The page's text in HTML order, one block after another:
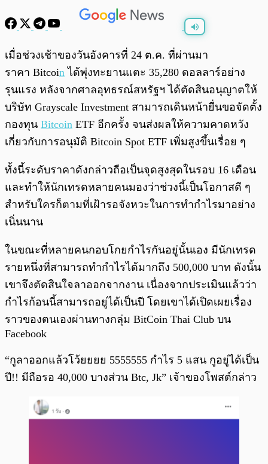
พร้อมเล่น
เมื่อช่วงเช้าของวันอังคารที่ 24 ต.ค. ที่ผ่านมา
ราคา Bitcoin ได้พุ่งทะยานแตะ 35,280 ดอลลาร์อย่าง
รุนแรง หลังจากศาลอุทธรณ์สหรัฐฯ ได้ตัดสินอนุญาตให้
บริษัท Grayscale Investment สามารถเดินหน้ายื่นขอจัดตั้ง
กองทุน Bitcoin ETF อีกครั้ง จนส่งผลให้ความคาดหวัง
เกี่ยวกับการอนุมัติ Bitcoin Spot ETF เพิ่มสูงขึ้นเรื่อย ๆ
ทั้งนี้ระดับราคาดังกล่าวถือเป็นจุดสูงสุดในรอบ 16 เดือน
และทำให้นักเทรดหลายคนมองว่าช่วงนี้เป็นโอกาสดี ๆ
สำหรับใครก็ตามที่เฝ้ารอจังหวะในการทำกำไรมาอย่าง
เนิ่นนาน
ในขณะที่หลายคนกอบโกยกำไรกันอยู่นั้นเอง มีนักเทรด
รายหนึ่งที่สามารถทำกำไรได้มากถึง 500,000 บาท ดังนั้น
เขาจึงตัดสินใจลาออกจากงาน เนื่องจากประเมินแล้วว่า
กำไรก้อนนี้สามารถอยู่ได้เป็นปี โดยเขาได้เปิดเผยเรื่อง
ราวของตนเองผ่านทางกลุ่ม BitCoin Thai Club บน
Facebook
“กูลาออกแล้วโว้ยยยย 5555555 กำไร 5 แสน กูอยู่ได้เป็น
ปี!! มีถือรอ 40,000 บางส่วน Btc, Jk” เจ้าของโพสต์กล่าว